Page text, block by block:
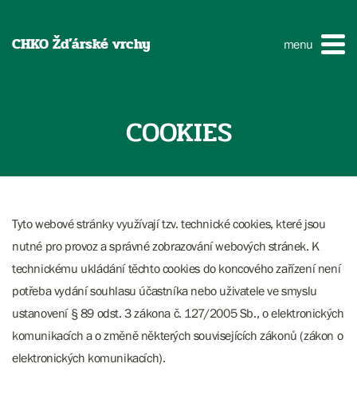
CHKO Žďárské vrchy menu
COOKIES
Tyto webové stránky využívají tzv. technické cookies, které jsou
nutné pro provoz a správné zobrazování webových stránek. K
technickému ukládání těchto cookies do koncového zařízení není
potřeba vydání souhlasu účastníka nebo uživatele ve smyslu
ustanovení § 89 odst. 3 zákona č. 127/2005 Sb., o elektronických
komunikacích a o změně některých souvisejících zákonů (zákon o
elektronických komunikacích).